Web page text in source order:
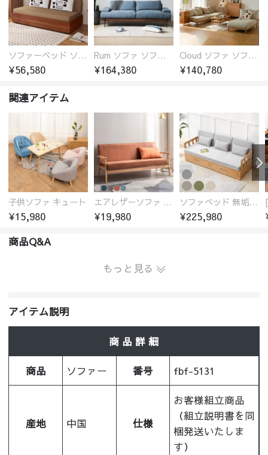
ソファーベッド ソファベッド 2人 3人掛け 「幅100～180cm」ソファー ソファーベッド 1人掛け 2人掛け 3人掛け 収納付き 北欧 コンパクト-fsx-1005
¥56,580
Rum ソファ ソファー おしゃれ 1人掛け～4人掛け ウォールナットorオーク材フレーム 西海岸風 肘掛
¥164,380
Cloud ソファ ソファーおしゃれ 1人掛け～3人掛け チェリー材フレーム 木製 北欧 おしゃれ 5カラー 自由レイアウト
¥140,780
関連アイテム
子供ソファ キュート
¥15,980
エアレザーソファ おしゃれ 無地 1人用 二人掛け 3人掛け
¥19,980
ソファベッド 無垢材フレーム
¥225,980
商品Q&A
もっと見る
アイテム説明
商 品 詳 細
商品 ソファー 番号 fbf-5131
産地 中国 仕様
お客様組立商品
（組立説明書を同
梱発送いたしま
す）